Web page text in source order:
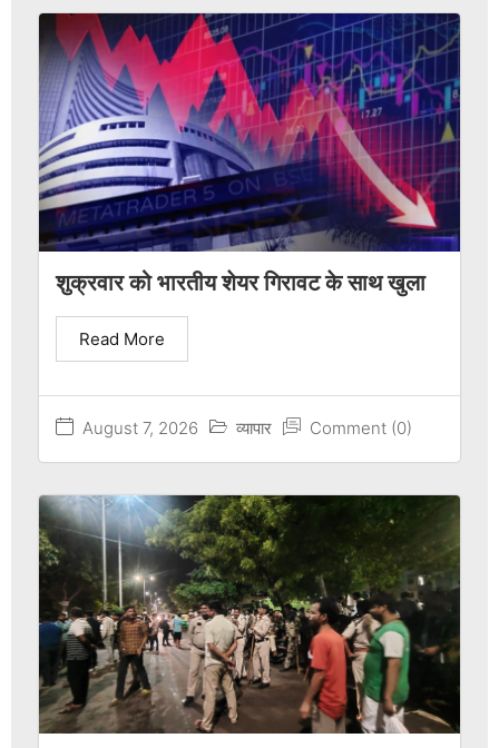
शुक्रवार को भारतीय शेयर गिरावट के साथ खुला
August 7, 2026 व्यापार Comment (0)
Read More